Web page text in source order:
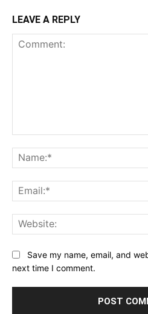
LEAVE A REPLY
Save my name, email, and
next time I comment.